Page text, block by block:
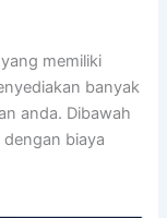
memiliki
banyak
anda. Dibawah
biaya